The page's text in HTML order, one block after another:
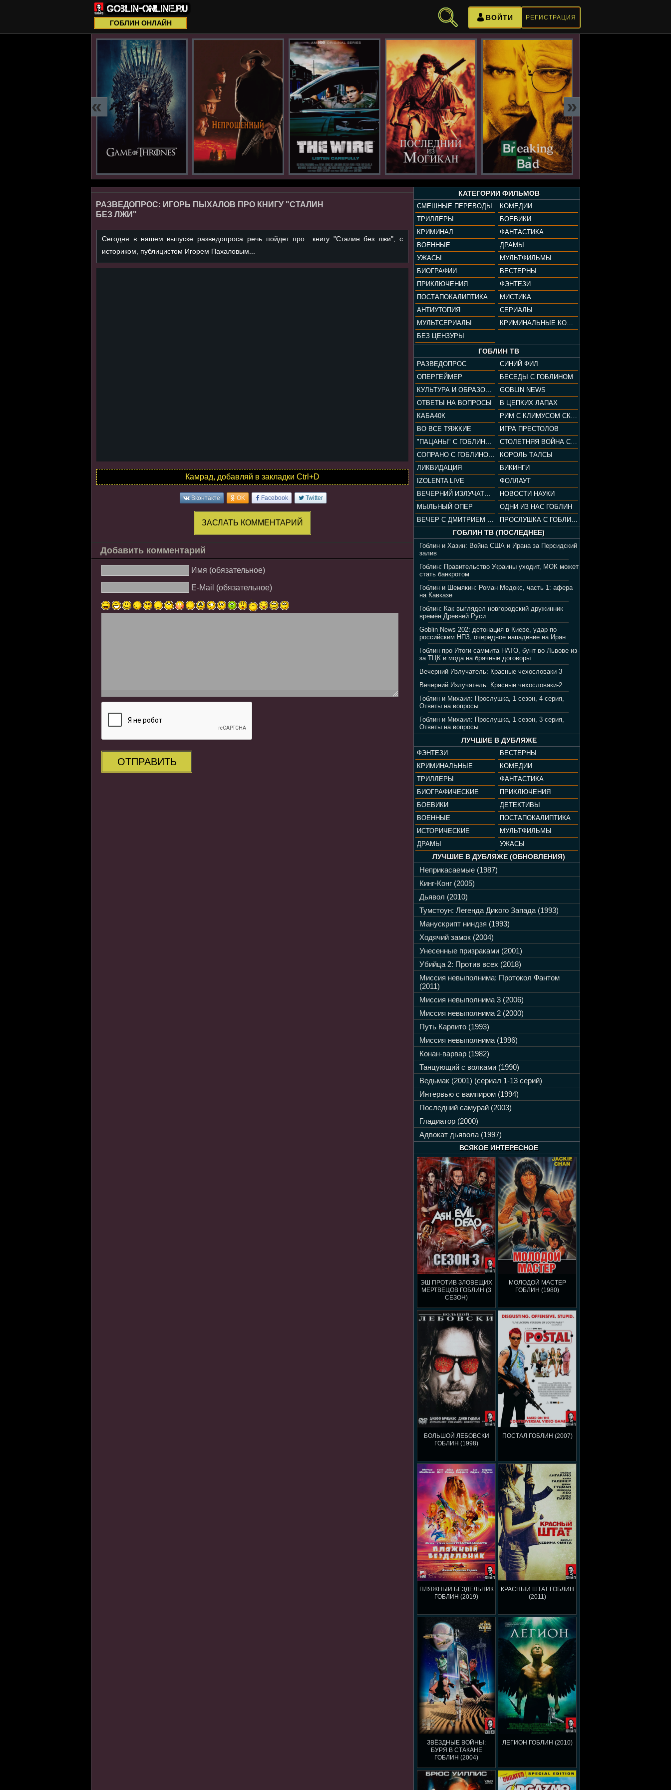
ГОБЛИН ОНЛАЙН
РЕГИСТРАЦИЯ
ВОЙТИ
« »
КАТЕГОРИИ ФИЛЬМОВ
СМЕШНЫЕ ПЕРЕВОДЫ
КОМЕДИИ
ТРИЛЛЕРЫ
БОЕВИКИ
КРИМИНАЛ
ФАНТАСТИКА
ВОЕННЫЕ
ДРАМЫ
УЖАСЫ
МУЛЬТФИЛЬМЫ
БИОГРАФИИ
ВЕСТЕРНЫ
ПРИКЛЮЧЕНИЯ
ФЭНТЕЗИ
ПОСТАПОКАЛИПТИКА
МИСТИКА
АНТИУТОПИЯ
СЕРИАЛЫ
МУЛЬТСЕРИАЛЫ
КРИМИНАЛЬНЫЕ КОМЕДИИ
БЕЗ ЦЕНЗУРЫ
ГОБЛИН ТВ
РАЗВЕДОПРОС
СИНИЙ ФИЛ
ОПЕРГЕЙМЕР
БЕСЕДЫ С ГОБЛИНОМ
КУЛЬТУРА И ОБРАЗОВАНИЕ
GOBLIN NEWS
ОТВЕТЫ НА ВОПРОСЫ
В ЦЕПКИХ ЛАПАХ
КАБА40К
РИМ С КЛИМУСОМ СКАРАБЕУСОМ
ВО ВСЕ ТЯЖКИЕ
ИГРА ПРЕСТОЛОВ
"ПАЦАНЫ" С ГОБЛИНОМ
СТОЛЕТНЯЯ ВОЙНА С КЛИМОМ ЖУКОВЫМ И ГОБЛИНОМ
СОПРАНО С ГОБЛИНОМ (РАЗБОР СЕРИАЛА)
КОРОЛЬ ТАЛСЫ
ЛИКВИДАЦИЯ
ВИКИНГИ
IZOLENTA LIVE
ФОЛЛАУТ
ВЕЧЕРНИЙ ИЗЛУЧАТЕЛЬ
НОВОСТИ НАУКИ
МЫЛЬНЫЙ ОПЕР
ОДНИ ИЗ НАС ГОБЛИН
ВЕЧЕР С ДМИТРИЕМ ПУЧКОВЫМ
ПРОСЛУШКА С ГОБЛИНОМ
ГОБЛИН ТВ (ПОСЛЕДНЕЕ)
Гоблин и Хазин: Война США и Ирана за Персидский
залив
Гоблин: Правительство Украины уходит, МОК может
стать банкротом
Гоблин и Шемякин: Роман Медокс, часть 1: афера
на Кавказе
Гоблин: Как выглядел новгородский дружинник
времён Древней Руси
Goblin News 202: детонация в Киеве, удар по
российским НПЗ, очередное нападение на Иран
Гоблин про Итоги саммита НАТО, бунт во Львове из-
за ТЦК и мода на брачные договоры
Вечерний Излучатель: Красные чехословаки-3
Вечерний Излучатель: Красные чехословаки-2
Гоблин и Михаил: Прослушка, 1 сезон, 4 серия,
Ответы на вопросы
Гоблин и Михаил: Прослушка, 1 сезон, 3 серия,
Ответы на вопросы
ЛУЧШИЕ В ДУБЛЯЖЕ
ФЭНТЕЗИ
ВЕСТЕРНЫ
КРИМИНАЛЬНЫЕ
КОМЕДИИ
ТРИЛЛЕРЫ
ФАНТАСТИКА
БИОГРАФИЧЕСКИЕ
ПРИКЛЮЧЕНИЯ
БОЕВИКИ
ДЕТЕКТИВЫ
ВОЕННЫЕ
ПОСТАПОКАЛИПТИКА
ИСТОРИЧЕСКИЕ
МУЛЬТФИЛЬМЫ
ДРАМЫ
УЖАСЫ
ЛУЧШИЕ В ДУБЛЯЖЕ (ОБНОВЛЕНИЯ)
Неприкасаемые (1987)
Кинг-Конг (2005)
Дьявол (2010)
Тумстоун: Легенда Дикого Запада (1993)
Манускрипт ниндзя (1993)
Ходячий замок (2004)
Унесенные призраками (2001)
Убийца 2: Против всех (2018)
Миссия невыполнима: Протокол Фантом
(2011)
Миссия невыполнима 3 (2006)
Миссия невыполнима 2 (2000)
Путь Карлито (1993)
Миссия невыполнима (1996)
Конан-варвар (1982)
Танцующий с волками (1990)
Ведьмак (2001) (сериал 1-13 серий)
Интервью с вампиром (1994)
Последний самурай (2003)
Гладиатор (2000)
Адвокат дьявола (1997)
ВСЯКОЕ ИНТЕРЕСНОЕ
ЭШ ПРОТИВ ЗЛОВЕЩИХ
МЕРТВЕЦОВ ГОБЛИН (3
СЕЗОН)
МОЛОДОЙ МАСТЕР
ГОБЛИН (1980)
БОЛЬШОЙ ЛЕБОВСКИ
ГОБЛИН (1998)
ПОСТАЛ ГОБЛИН (2007)
ПЛЯЖНЫЙ БЕЗДЕЛЬНИК
ГОБЛИН (2019)
КРАСНЫЙ ШТАТ ГОБЛИН
(2011)
ЗВЁЗДНЫЕ ВОЙНЫ:
БУРЯ В СТАКАНЕ
ГОБЛИН (2004)
ЛЕГИОН ГОБЛИН (2010)
РАЗВЕДОПРОС: ИГОРЬ ПЫХАЛОВ ПРО КНИГУ "СТАЛИН
БЕЗ ЛЖИ"
Сегодня в нашем выпуске разведопроса речь пойдет про книгу "Сталин без лжи", с
историком, публицистом Игорем Пахаловым...
Камрад, добавляй в закладки Ctrl+D
Вконтакте OK Facebook Twitter
ЗАСЛАТЬ КОММЕНТАРИЙ
Добавить комментарий
Имя (обязательное)
E-Mail (обязательное)
ОТПРАВИТЬ